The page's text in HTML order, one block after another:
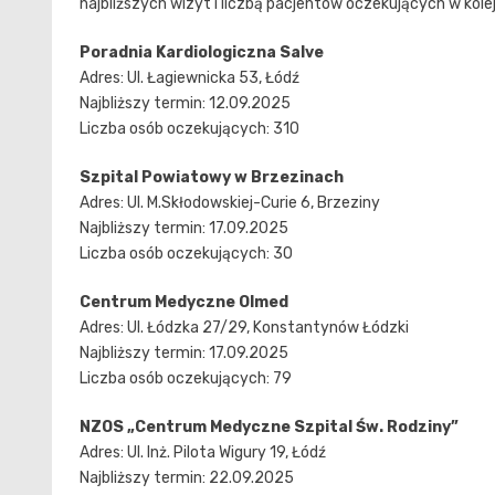
Poradnia Kardiologiczna Salve
Adres: Ul. Łagiewnicka 53, Łódź
Najbliższy termin: 12.09.2025
Liczba osób oczekujących: 310
Szpital Powiatowy w Brzezinach
Adres: Ul. M.Skłodowskiej-Curie 6, Brzeziny
Najbliższy termin: 17.09.2025
Liczba osób oczekujących: 30
Centrum Medyczne Olmed
Adres: Ul. Łódzka 27/29, Konstantynów Łódzki
Najbliższy termin: 17.09.2025
Liczba osób oczekujących: 79
NZOS „Centrum Medyczne Szpital Św. Rodziny”
Adres: Ul. Inż. Pilota Wigury 19, Łódź
Najbliższy termin: 22.09.2025